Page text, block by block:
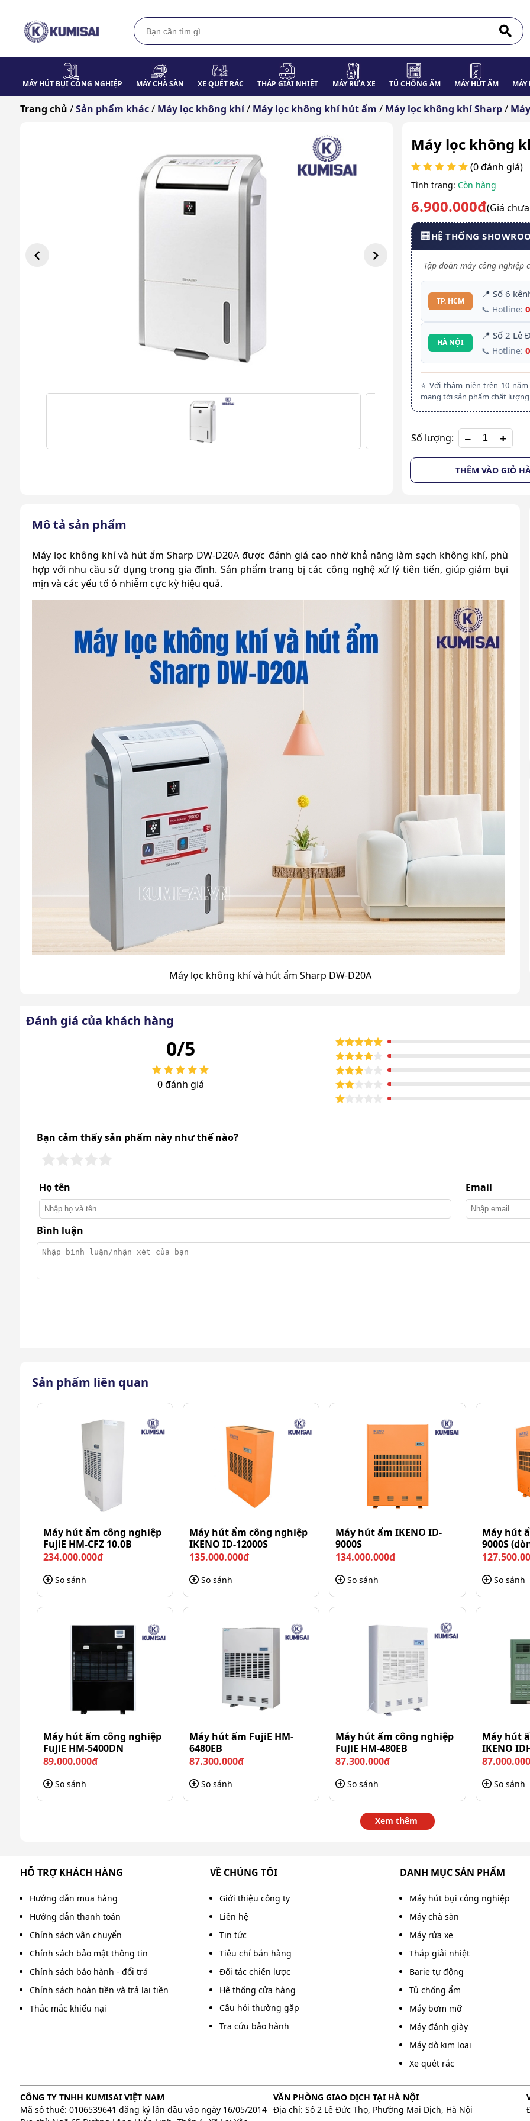
MÁY HÚT BỤI CÔNG NGHIỆP MÁY CHÀ SÀN XE QUÉT RÁC THÁP GIẢI NHIỆT MÁY RỬA XE TỦ CHỐNG ẨM MÁY HÚT ẨM
Trang chủ / Sản phẩm khác / Máy lọc không khí / Máy lọc không khí hút ẩm / Máy lọc không khí Sharp /
Máy lọc không
(0 đánh giá)
Tình trạng: Còn hàng
6.900.000đ(Giá
🏢HỆ THỐNG
Tập đoàn máy công
TP. HCM
📍 Số 6
📞 Hotline:
HÀ NỘI
📍 Số 2 Lê
📞 Hotline:
⭐ Với thâm niên trên 10
mang tới sản phẩm chất
Số lượng: +
THÊM VÀO GIỎ
Mô tả sản phẩm
Máy lọc không khí và hút ẩm Sharp DW-D20A được đánh giá cao nhờ khả năng làm sạch không khí, phù
hợp với nhu cầu sử dụng trong gia đình. Sản phẩm trang bị các công nghệ xử lý tiên tiến, giúp giảm bụi
mịn và các yếu tố ô nhiễm cực kỳ hiệu quả.
Máy lọc không khí và hút ẩm Sharp DW-D20A
Ngày nay, rất nhiều gia đình sử dụng máy lọc không khí và hút ẩm Sharp DW-D20A bởi những lý do sau
Loại bỏ vi khuẩn, virus trong không khí, góp phần bảo vệ sức khỏe hô hấp.
Lọc hiệu quả bụi mịn PM2.5 và các hạt siêu nhỏ mà mắt thường không nhìn thấy.
Khử mùi khó chịu như mùi thuốc lá, đồ ăn, khói bụi, giúp không gian trong lành hơn.
Những lý do vì sao cần sử dụng máy lọc không khí và hút ẩm Sharp DW-D20A
Những ưu điểm nổi bật của máy lọc không khí và hút ẩm Sharp
DW-D20A
Sau đây là những ưu điểm nổi bật đã giúp máy lọc không khí và hút ẩm Sharp DW-D20A trở thành sản
phẩm bán chạy hàng đầu trên thị trường hiện nay.
Model Sharp DW-D20A có trọng lượng 14,1kg, đồng thời còn được thiết kế với bánh xe giúp việc đặt và di
chuyển máy trong phòng trở nên thuận tiện hơn.
Dây nguồn của máy dài 2 m, cho phép bố trí thiết bị ở nhiều vị trí khác nhau. Thiết kế gọn gàng, màu trắng
tinh tế phù hợp với mọi không gian nội thất trong nhà.
Khả năng hút ẩm hiệu quả và đa chức năng
Đánh giá của khách hàng
0/5
0 đánh giá
Bạn cảm thấy sản phẩm này như thế nào?
Họ tên Email
Bình luận
Sản phẩm liên quan
Máy hút ẩm công nghiệp
FujiE HM-CFZ 10.0B
234.000.000đ
So sánh
Máy hút ẩm công nghiệp
IKENO ID-12000S
135.000.000đ
So sánh
Máy hút ẩm IKENO ID-
9000S
134.000.000đ
So sánh
Máy hút
9000S
So sánh
Máy hút ẩm công nghiệp
FujiE HM-5400DN
89.000.000đ
So sánh
Máy hút ẩm FujiE HM-
6480EB
87.300.000đ
So sánh
Máy hút ẩm công nghiệp
FujiE HM-480EB
87.300.000đ
So sánh
Máy hút
IKENO
So sánh
Xem thêm
HỖ TRỢ KHÁCH HÀNG
Hướng dẫn mua hàng
Hướng dẫn thanh toán
Chính sách vận chuyển
Chính sách bảo mật thông tin
Chính sách bảo hành - đổi trả
Chính sách hoàn tiền và trả lại tiền
Thắc mắc khiếu nại
VỀ CHÚNG TÔI
Giới thiệu công ty
Liên hệ
Tin tức
Tiêu chí bán hàng
Đối tác chiến lược
Hệ thống cửa hàng
Câu hỏi thường gặp
Tra cứu bảo hành
DANH MỤC SẢN PHẨM
Máy hút bụi công nghiệp
Máy chà sàn
Máy rửa xe
Tháp giải nhiệt
Barie tự động
Tủ chống ẩm
Máy bơm mỡ
Máy đánh giày
Máy dò kim loại
Xe quét rác
CÔNG TY TNHH KUMISAI VIỆT NAM
Mã số thuế: 0106539641 đăng ký lần đầu vào ngày 16/05/2014
VĂN PHÒNG GIAO DỊCH TẠI HÀ NỘI
Địa chỉ: Số 2 Lê Đức Thọ, Phường Mai Dịch, Hà Nội